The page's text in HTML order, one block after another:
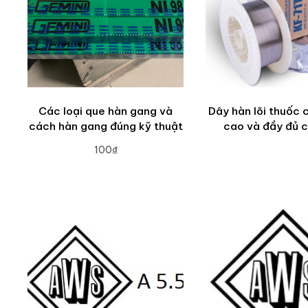
Các loại que hàn gang và
cách hàn gang đúng kỹ thuật
100₫
Dây hàn lõi thuốc
cao và đầy đủ